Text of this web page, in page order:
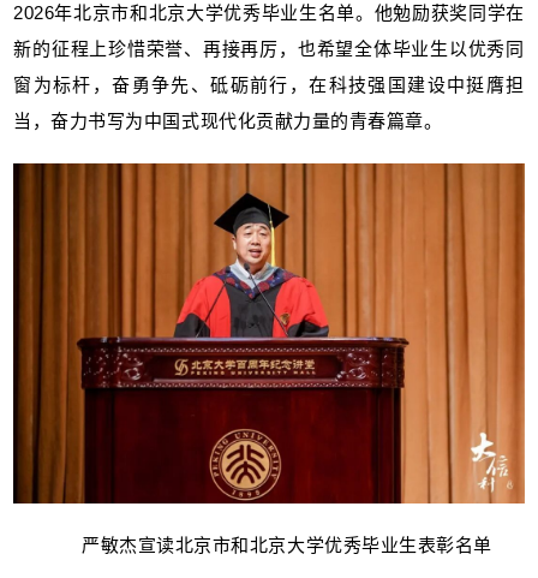
2026年北京市和北京大学优秀毕业生名单。他勉励获奖同学在
新的征程上珍惜荣誉、再接再厉，也希望全体毕业生以优秀同
窗为标杆，奋勇争先、砥砺前行，在科技强国建设中挺膺担
当，奋力书写为中国式现代化贡献力量的青春篇章。
严敏杰宣读北京市和北京大学优秀毕业生表彰名单